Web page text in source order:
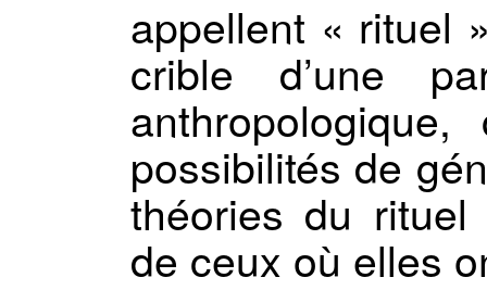
appellent « rituel
crible d’une
possibilités de
théories du
de ceux où elles